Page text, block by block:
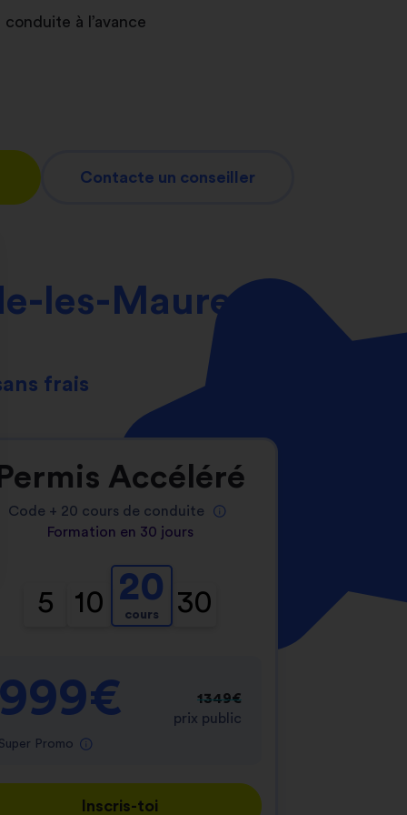
vos Options
vos paramètres de confidentialité, en
à l’avance
Contacte un conseiller
les-Maures
frais
Permis Accéléré
Code + 20 cours de conduite
Formation en 30 jours
5 10 20
cours 30
999€
Super Promo
1349€
prix public
Inscris-toi